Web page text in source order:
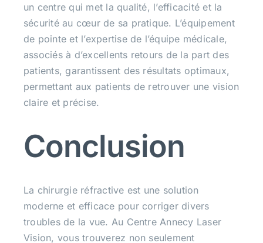
un centre qui met la qualité, l’efficacité et la
sécurité au cœur de sa pratique. L’équipement
de pointe et l’expertise de l’équipe médicale,
associés à d’excellents retours de la part des
patients, garantissent des résultats optimaux,
permettant aux patients de retrouver une vision
claire et précise.
Conclusion
La chirurgie réfractive est une solution
moderne et efficace pour corriger divers
troubles de la vue. Au Centre Annecy Laser
Vision, vous trouverez non seulement